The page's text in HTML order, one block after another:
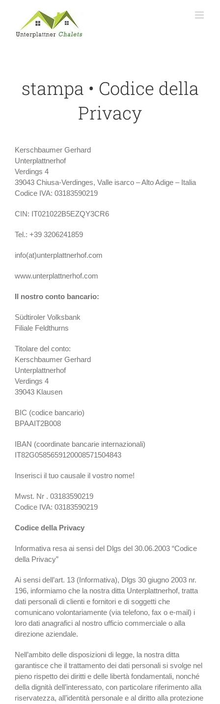
content
stampa • Codice della
Privacy
Kerschbaumer Gerhard
Unterplattnerhof
Verdings 4
39043 Chiusa-Verdinges, Valle isarco – Alto Adige – Italia
Codice IVA: 03183590219
CIN: IT021022B5EZQY3CR6
Tel.: +39 3206241859
info(at)unterplattnerhof.com
www.unterplattnerhof.com
Il nostro conto bancario:
Südtiroler Volksbank
Filiale Feldthurns
Titolare del conto:
Kerschbaumer Gerhard
Unterplattnerhof
Verdings 4
39043 Klausen
BIC (codice bancario)
BPAAIT2B008
IBAN (coordinate bancarie internazionali)
IT82G0585659120008571504843
Inserisci il tuo causale il vostro nome!
Mwst. Nr . 03183590219
Codice IVA: 03183590219
Codice della Privacy
Informativa resa ai sensi del Dlgs del 30.06.2003 “Codice
della Privacy”
Ai sensi dell’art. 13 (Informativa), Dlgs 30 giugno 2003 nr.
196, informiamo che la nostra ditta Unterplattnerhof, tratta
dati personali di clienti e fornitori e di soggetti che
comunicano volontariamente (via telefono, fax o e-mail) i
loro dati anagrafici al nostro ufficio commerciale o alla
direzione aziendale.
Nell’ambito delle disposizioni di legge, la nostra ditta
garantisce che il trattamento dei dati personali si svolge nel
pieno rispetto dei diritti e delle libertà fondamentali, nonché
della dignità dell’interessato, con particolare riferimento alla
riservatezza, all’identità personale e al diritto alla protezione